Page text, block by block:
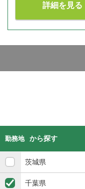
詳細を見る
勤務地 から探す
茨城県
千葉県